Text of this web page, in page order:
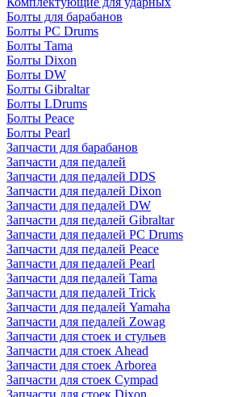
Болты для барабанов
Болты PC Drums
Болты Tama
Болты Dixon
Болты DW
Болты Gibraltar
Болты LDrums
Болты Peace
Болты Pearl
Запчасти для барабанов
Запчасти для педалей
Запчасти для педалей DDS
Запчасти для педалей Dixon
Запчасти для педалей DW
Запчасти для педалей Gibraltar
Запчасти для педалей PC Drums
Запчасти для педалей Peace
Запчасти для педалей Pearl
Запчасти для педалей Tama
Запчасти для педалей Trick
Запчасти для педалей Yamaha
Запчасти для педалей Zowag
Запчасти для стоек и стульев
Запчасти для стоек Ahead
Запчасти для стоек Arborea
Запчасти для стоек Cympad
Запчасти для стоек Dixon